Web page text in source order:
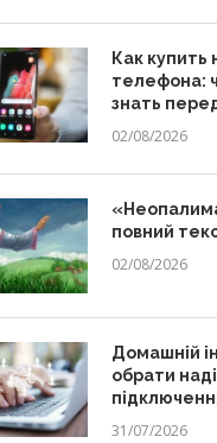
31/05/2026
Как купить
телефона:
знать
02/08/2026
повний
02/08/2026
Домашній
обрати
31/07/2026